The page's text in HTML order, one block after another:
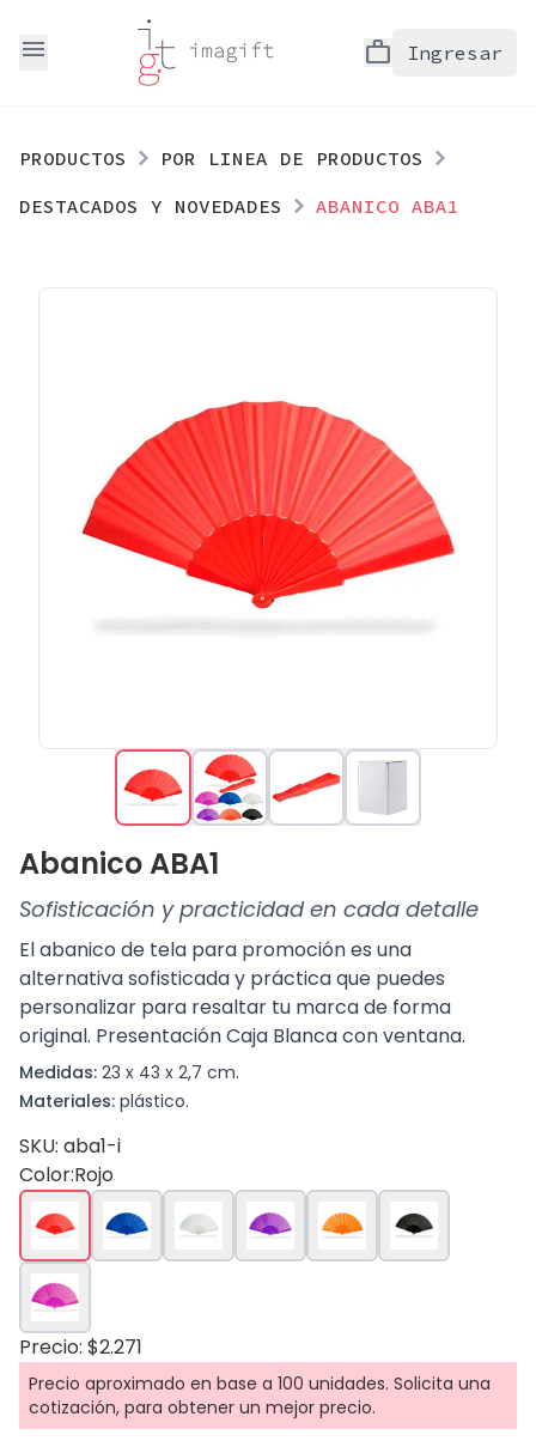
menu work Ingresar
PRODUCTOS
POR LINEA DE PRODUCTOS
DESTACADOS Y NOVEDADES
ABANICO ABA1
Abanico ABA1
Sofisticación y practicidad en cada detalle
El abanico de tela para promoción es una
alternativa sofisticada y práctica que puedes
personalizar para resaltar tu marca de forma
original. Presentación Caja Blanca con ventana.
Medidas: 23 x 43 x 2,7 cm.
Materiales: plástico.
SKU: aba1-i
Color:Rojo
Precio: $2.271
Precio aproximado en base a 100 unidades. Solicita una
cotización, para obtener un mejor precio.